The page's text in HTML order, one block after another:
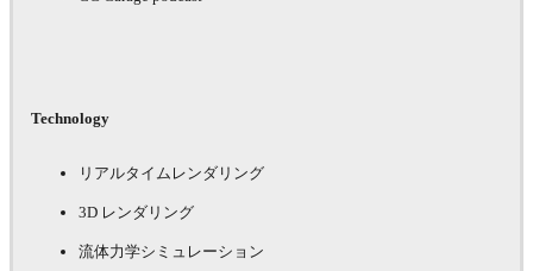
Technology
リアルタイムレンダリング
3D レンダリング
流体力学シミュレーション